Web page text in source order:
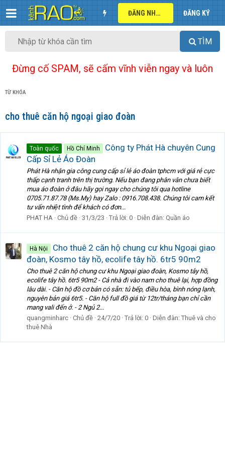
ĐĂNG NHẬP ĐĂNG KÝ
TÌM
Đừng cố SPAM, sẽ cấm vĩnh viễn ngay và luôn
TỪ KHÓA
cho thuê căn hộ ngoại giao đoàn
Toàn quốc Hồ Chí Minh
Công ty Phát Hà chuyên Cung
Cấp Sỉ Lẻ Áo Đoàn
Phát Hà nhận gia công cung cấp sỉ lẻ áo đoàn tphcm với giá rẻ cực
thấp cạnh tranh trên thị trường. Nếu bạn đang phân vân chưa biết
mua áo đoàn ở đâu hãy gọi ngay cho chúng tôi qua hotline
0705.71.87.78 (Ms.My) hay Zalo : 0916.708.438. Chúng tôi cam kết
tư vấn nhiệt tình để khách có đơn...
PHAT HA Chủ đề 31/3/23 Trả lời: 0 Diễn đàn: Quần áo
Hà Nội
Cho thuê 2 căn hộ chung cư khu Ngoại giao
đoàn, Kosmo tây hồ, ecolife tây hồ. 6tr5 90m2
Cho thuê 2 căn hộ chung cư khu Ngoại giao đoàn, Kosmo tây hồ,
ecolife tây hồ. 6tr5 90m2 - Cả nhà đi vào nam cho thuê lại, hợp đồng
lâu dài. - Căn hộ đồ cơ bản có sẵn: tủ bếp, điều hòa, bình nóng lạnh,
nguyên bản giá 6tr5. - Căn hộ full đồ giá từ 12tr/tháng bạn chỉ cần
mang vali đến ở. - 2 Ngủ 2...
quangminharc Chủ đề 24/7/20 Trả lời: 0 Diễn đàn: Thuê và cho
thuê Nhà